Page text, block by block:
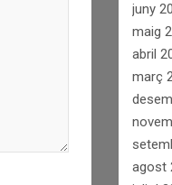
juny
maig
abril
març
agost